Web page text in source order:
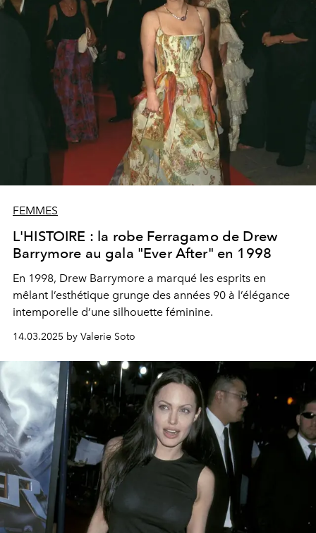
FEMMES
L'HISTOIRE : la robe Ferragamo de Drew
Barrymore au gala "Ever After" en 1998
En 1998, Drew Barrymore a marqué les esprits en
mêlant l’esthétique grunge des années 90 à l’élégance
intemporelle d’une silhouette féminine.
14.03.2025 by Valerie Soto